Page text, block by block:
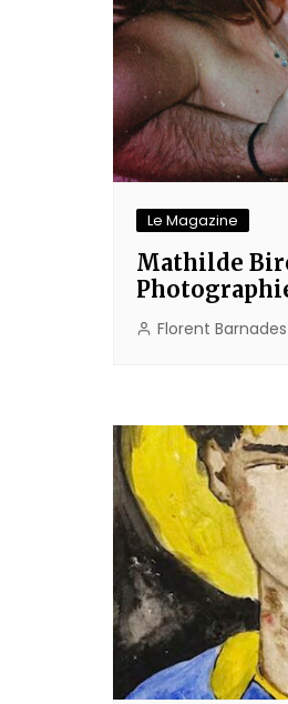
Le Magazine
Mathilde
Florent Barnades